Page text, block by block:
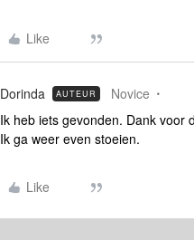
Like
Dorinda AUTEUR Novice
Ik heb iets gevonden. Dank voor
Ik ga weer even stoeien.
Like